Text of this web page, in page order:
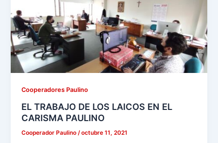
Cooperadores Paulino
EL TRABAJO DE LOS LAICOS EN EL
CARISMA PAULINO
Cooperador Paulino /octubre 11, 2021